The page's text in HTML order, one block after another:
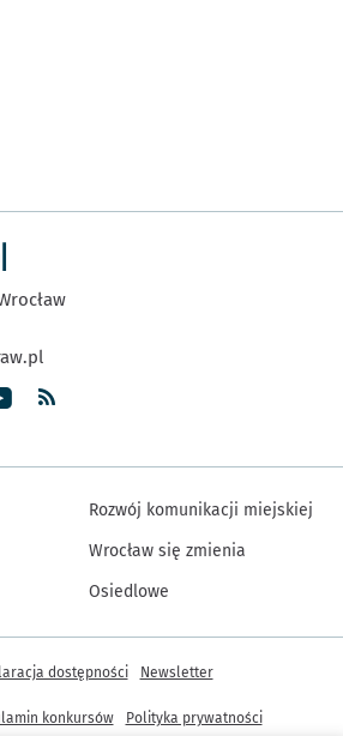
Rozwój komunikacji miejskiej
Wrocław się zmienia
Osiedlowe
dostępności Newsletter
konkursów Polityka prywatności